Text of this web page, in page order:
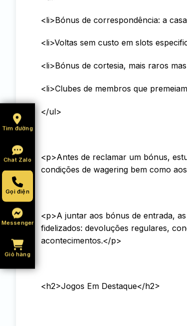
<li>Bónus de correspondência: a
<li>Voltas sem custo em slots
<li>Bónus de cortesia, mais raros
<li>Clubes de membros que
</ul>
<p>Antes de reclamar um bónus,
condições de wagering bem como
<p>A juntar aos bónus de entrada,
fidelizados: devoluções regulares,
acontecimentos.</p>
<h2>Jogos Em Destaque</h2>
Tìm đường
Chat Zalo
Gọi điện
Messenger
Giỏ hàng